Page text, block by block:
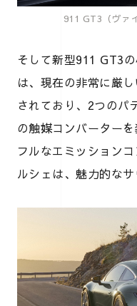
911 GT3（ヴァ
そして新型911 GT3
は、現在の非常に厳
されており、2つのパ
の触媒コンバーター
フルなエミッション
ルシェは、魅力的なサ